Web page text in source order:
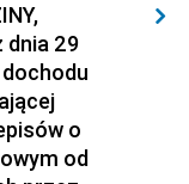
dnia 29
o
od